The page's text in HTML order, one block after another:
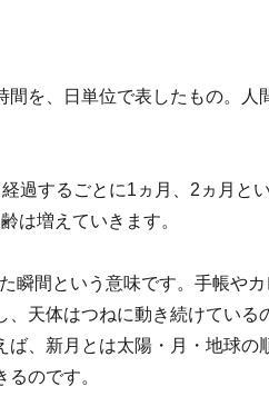
を、日単位で表したもの。人
過するごとに1ヵ月、2ヵ月と
は増えていきます。
瞬間という意味です。手帳や
天体はつねに動き続けている
、新月とは太陽・月・地球の
のです。